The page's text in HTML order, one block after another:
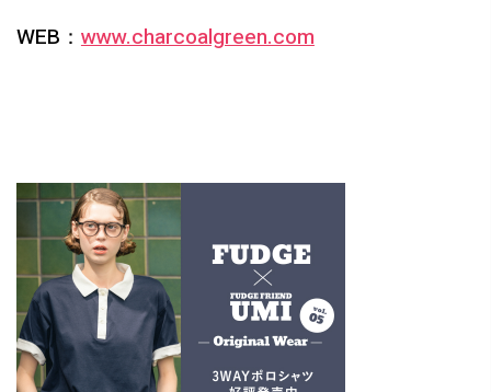
WEB： www.charcoalgreen.com